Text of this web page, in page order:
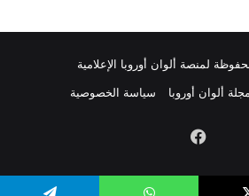
لمنصة ألوان أوروبا الإعلامية
ألوان أوروبا سياسة الخصوصية
فيسبوك